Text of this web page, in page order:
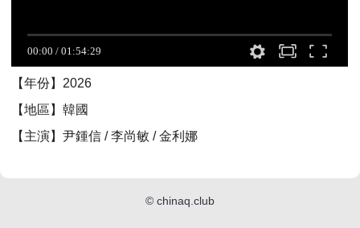
【年份】2026
【地區】韓國
【主演】尹鍾信 / 李尚敏 / 金利娜
© chinaq.club